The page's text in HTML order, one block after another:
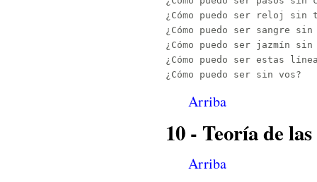
¿Cómo puedo ser reloj
¿Cómo puedo ser sangre
¿Cómo puedo ser jazmín sin
¿Cómo puedo ser estas
Arriba
10 - Teoría de
Arriba